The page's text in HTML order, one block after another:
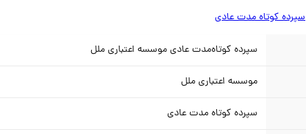
سپرده کوتاه مدت عادی
سپرده کوتاه‌مدت عادی موسسه اعتباری ملل
موسسه اعتباری ملل
سپرده کوتاه مدت عادی